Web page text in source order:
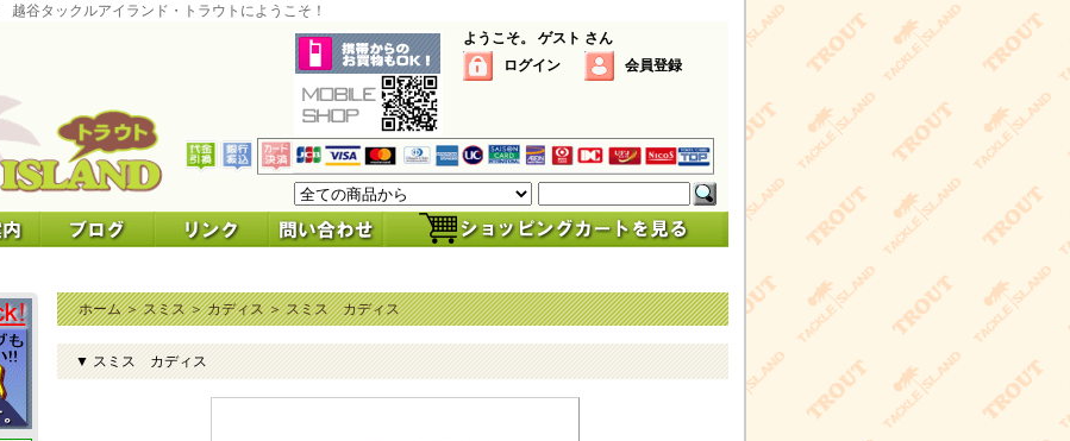
谷タックルアイランド・トラウトにようこそ！
ようこそ。 ゲスト さん
ログイン
会員登録
ホーム＞スミス＞カディス＞スミス カディス
▼ スミス カディス